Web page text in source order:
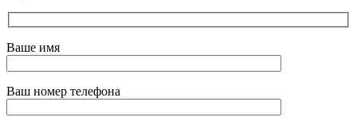
Ваше имя
Ваш номер телефона